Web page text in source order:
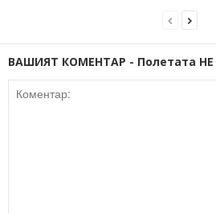
ВАШИЯТ КОМЕНТАР - Полетата